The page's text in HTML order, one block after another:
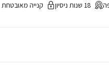
18 שנות ניסיון קנייה מאובטחת